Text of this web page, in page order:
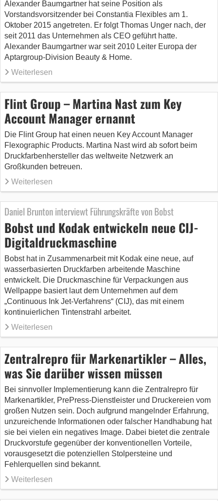
Alexander Baumgartner hat seine Position als
Vorstandsvorsitzender bei Constantia Flexibles am 1.
Oktober 2015 angetreten. Er folgt Thomas Unger nach, der
seit 2011 das Unternehmen als CEO geführt hatte.
Alexander Baumgartner war seit 2010 Leiter Europa der
Aptargroup-Division Beauty & Home.
Weiterlesen
Flint Group – Martina Nast zum Key
Account Manager ernannt
Die Flint Group hat einen neuen Key Account Manager
Flexographic Products. Martina Nast wird ab sofort beim
Druckfarbenhersteller das weltweite Netzwerk an
Großkunden betreuen.
Weiterlesen
Daniel Brunton interviewt Führungskräfte von Bobst
Bobst und Kodak entwickeln neue CIJ-
Digitaldruckmaschine
Bobst hat in Zusammenarbeit mit Kodak eine neue, auf
wasserbasierten Druckfarben arbeitende Maschine
entwickelt. Die Druckmaschine für Verpackungen aus
Wellpappe basiert laut dem Unternehmen auf dem
„Continuous Ink Jet-Verfahrens“ (CIJ), das mit einem
kontinuierlichen Tintenstrahl arbeitet.
Weiterlesen
Zentralrepro für Markenartikler – Alles,
was Sie darüber wissen müssen
Bei sinnvoller Implementierung kann die Zentralrepro für
Markenartikler, PrePress-Dienstleister und Druckereien vom
großen Nutzen sein. Doch aufgrund mangelnder Erfahrung,
unzureichende Informationen oder falscher Handhabung hat
sie bei vielen ein negatives Image. Dabei bietet die zentrale
Druckvorstufe gegenüber der konventionellen Vorteile,
vorausgesetzt die potenziellen Stolpersteine und
Fehlerquellen sind bekannt.
Weiterlesen